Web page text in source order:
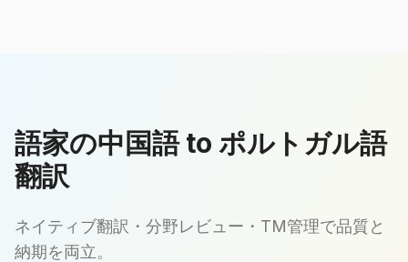
語家の中国語 to ポルトガル語
翻訳
ネイティブ翻訳・分野レビュー・TM管理で品質と
納期を両立。